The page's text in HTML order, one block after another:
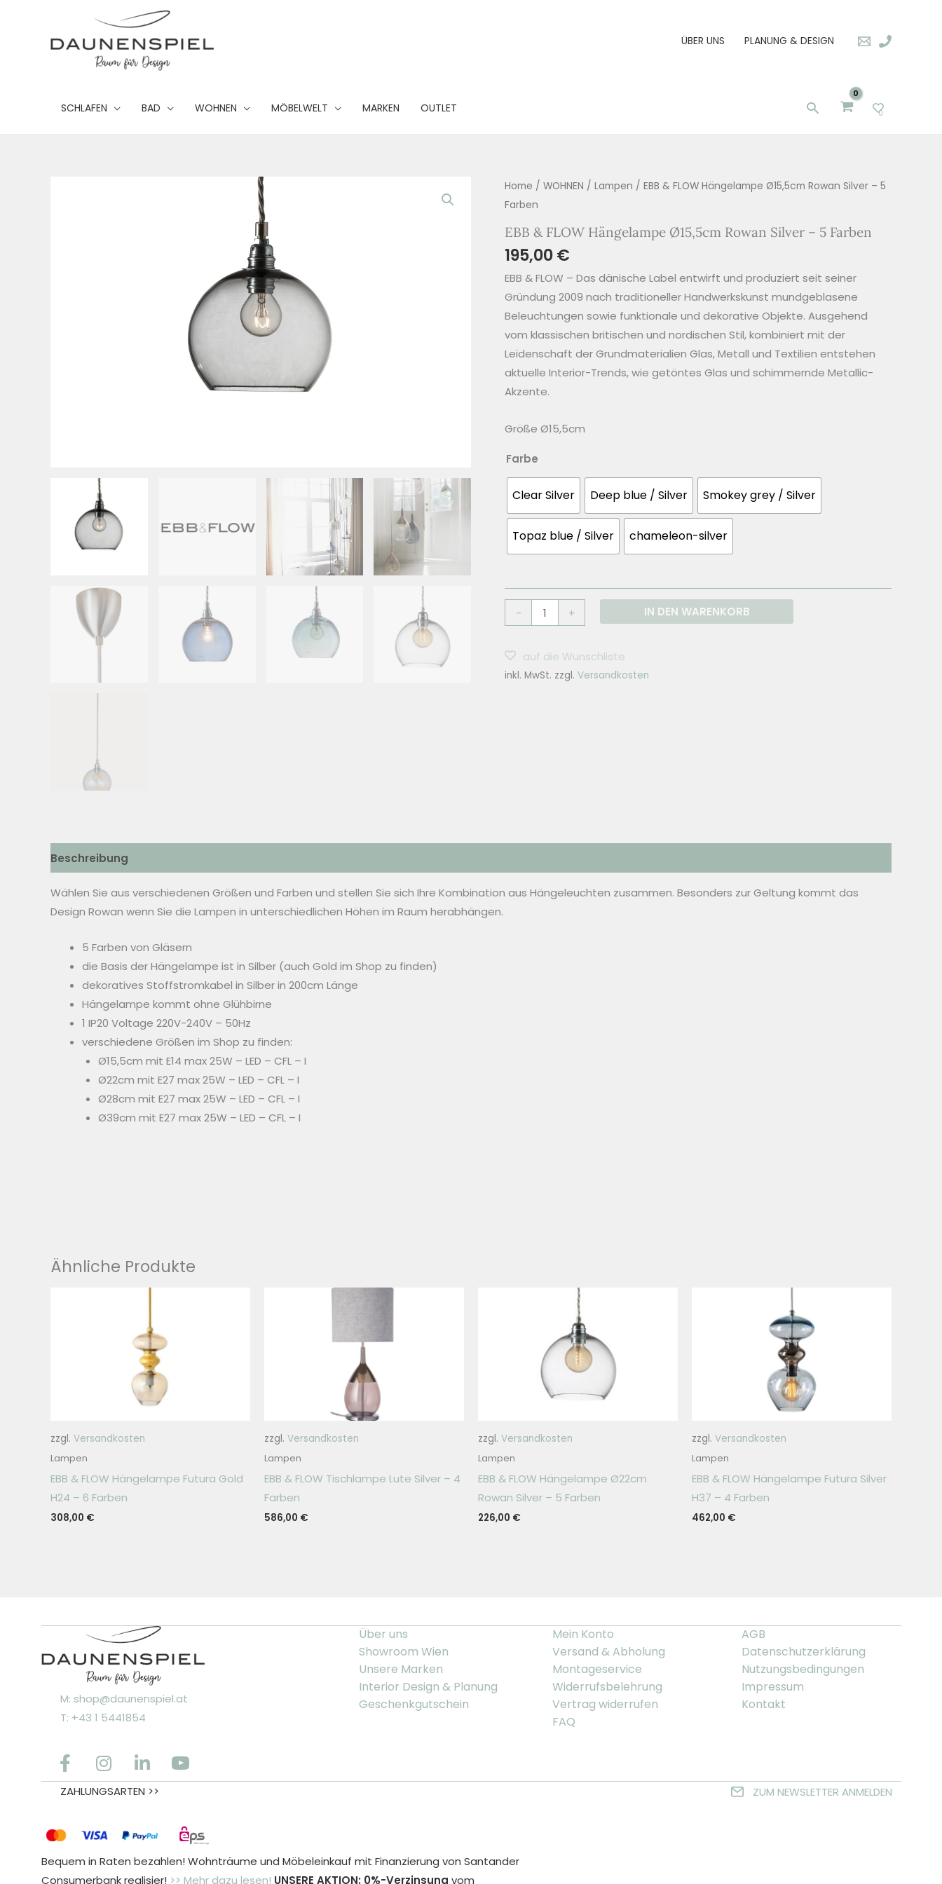
ÜBER UNS PLANUNG & DESIGN
SCHLAFEN BAD WOHNEN MÖBELWELT MARKEN OUTLET Suchen 0
Home / WOHNEN / Lampen / EBB & FLOW Hängelampe Ø15,5cm Rowan Silver – 5
Farben
EBB & FLOW Hängelampe Ø15,5cm Rowan Silver – 5 Farben
195,00€
EBB & FLOW – Das dänische Label entwirft und produziert seit seiner
Gründung 2009 nach traditioneller Handwerkskunst mundgeblasene
Beleuchtungen sowie funktionale und dekorative Objekte. Ausgehend
vom klassischen britischen und nordischen Stil, kombiniert mit der
Leidenschaft der Grundmaterialien Glas, Metall und Textilien entstehen
aktuelle Interior-Trends, wie getöntes Glas und schimmernde Metallic-
Akzente.
Größe Ø15,5cm
Farbe
Clear Silver Deep blue / Silver Smokey grey / Silver
Topaz blue / Silver chameleon-silver
-
&
Hängelampe
+ IN DEN WARENKORB
auf die Wunschliste
inkl. MwSt. zzgl. Versandkosten
Beschreibung
Wählen Sie aus verschiedenen Größen und Farben und stellen Sie sich Ihre Kombination aus Hängeleuchten zusammen. Besonders zur Geltung kommt das
Design Rowan wenn Sie die Lampen in unterschiedlichen Höhen im Raum herabhängen.
5 Farben von Gläsern
die Basis der Hängelampe ist in Silber (auch Gold im Shop zu finden)
dekoratives Stoffstromkabel in Silber in 200cm Länge
Hängelampe kommt ohne Glühbirne
1 IP20 Voltage 220V-240V – 50Hz
verschiedene Größen im Shop zu finden:
Ø15,5cm mit E14 max 25W – LED – CFL – I
Ø22cm mit E27 max 25W – LED – CFL – I
Ø28cm mit E27 max 25W – LED – CFL – I
Ø39cm mit E27 max 25W – LED – CFL – I
Ähnliche Produkte
zzgl. Versandkosten
Lampen
EBB & FLOW Hängelampe Futura Gold
H24 – 6 Farben
308,00 €
zzgl. Versandkosten
Lampen
EBB & FLOW Tischlampe Lute Silver – 4
Farben
586,00 €
zzgl. Versandkosten
Lampen
EBB & FLOW Hängelampe Ø22cm
Rowan Silver – 5 Farben
226,00 €
zzgl. Versandkosten
Lampen
EBB & FLOW Hängelampe Futura Silver
H37 – 4 Farben
462,00 €
M: shop@daunenspiel.at
T: +43 1 5441854
Über uns
Showroom Wien
Unsere Marken
Interior Design & Planung
Geschenkgutschein
Mein Konto
Versand & Abholung
Montageservice
Widerrufsbelehrung
Vertrag widerrufen
FAQ
AGB
Datenschutzerklärung
Nutzungsbedingungen
Impressum
Kontakt
ZAHLUNGSARTEN >>
Bequem in Raten bezahlen! Wohnträume und Möbeleinkauf mit Finanzierung von Santander
Consumerbank realisier! >> Mehr dazu lesen! UNSERE AKTION: 0%-Verzinsung vom
ZUM NEWSLETTER ANMELDEN